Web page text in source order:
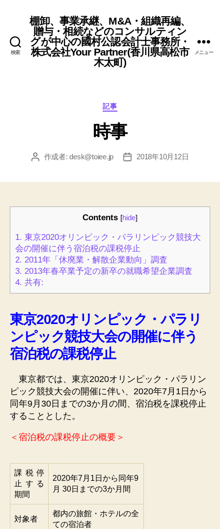
検索
棚卸、事業承継、M&A・組織再編、
贈与・相続などのコンサルティン
グが中心の國村公認会計士事務所・
株式会社Your Partner(香川県高松市
木太町)
メニュー
カ
ゴ
リ
記事
時事
投 作成者:desk@toiee.jp
投
2018年10月12日
Contents [hide]
1. 東京2020オリンピック・パラリンピック競技大
会の開催に伴う宿泊税の課税停止
2. 2011年「休廃業・解散企業動向」調査
3. 2013年春卒業予定の新卒の就職希望企業調査
4. 共有:
東京2020オリンピック・パラリ
ンピック競技大会の開催に伴う
宿泊税の課税停止
東京都では、東京2020オリンピック・パラリン
ピック競技大会の開催に伴い、2020年7月1日から
同年9月30日までの3か月の間、宿泊税を課税停止
することとした。
＜宿泊税の課税停止の概要＞
課税停
止する
期間
2020年7月1日から同年9
月 30日までの3か月間
対象者
都内の旅館・ホテルの全
ての宿泊者